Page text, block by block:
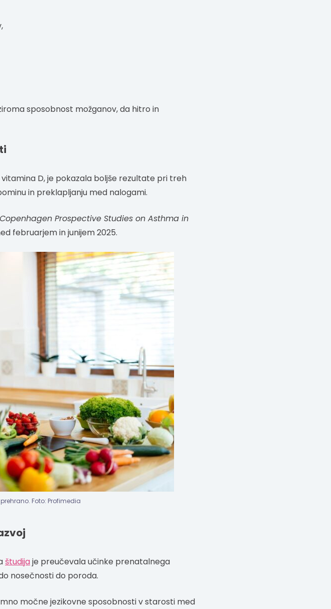
sposobnost možganov, da hitro in
D, je pokazala boljše rezultate pri treh
in preklapljanju med nalogami.
Copenhagen Prospective Studies on Asthma in
februarjem in junijem 2025.
Foto: Profimedia
študijaje preučevala učinke prenatalnega
nosečnosti do poroda.
močne jezikovne sposobnosti v starosti med